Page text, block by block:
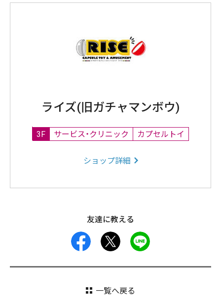
ライズ(旧ガチャマンボウ)
3F サービス・クリニック カプセルトイ
ショップ詳細
友達に教える
facebook
一覧へ戻る